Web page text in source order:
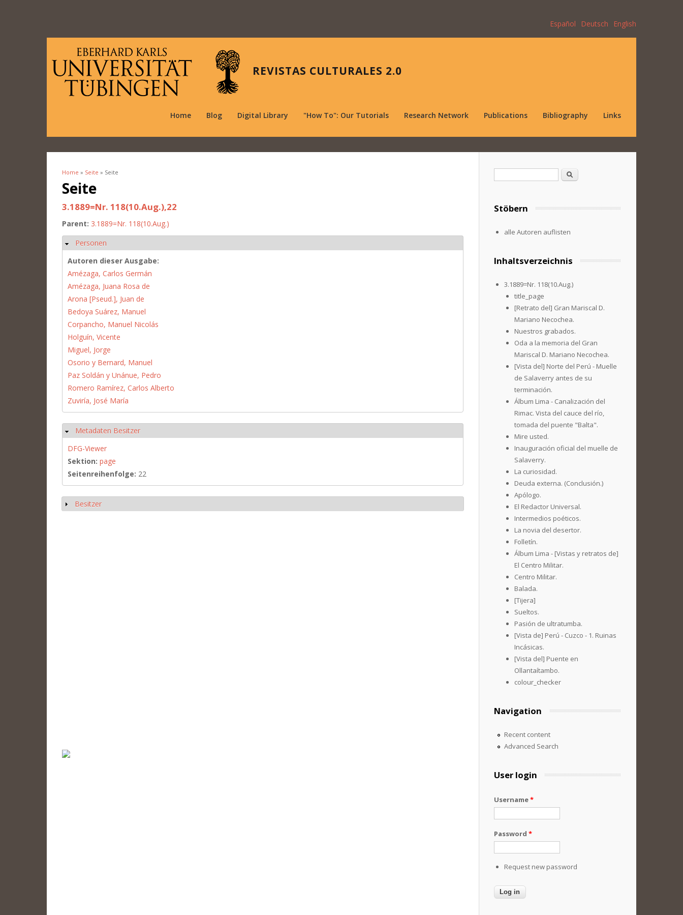
Español Deutsch English
REVISTAS CULTURALES 2.0
Home Blog Digital Library "How To": Our Tutorials Research Network Publications Bibliography Links
You are here
Home » Seite » Seite
Seite
3.1889=Nr. 118(10.Aug.),22
Parent: 3.1889=Nr. 118(10.Aug.)
Hide
Personen
Autoren dieser Ausgabe:
Amézaga, Carlos Germán
Amézaga, Juana Rosa de
Arona [Pseud.], Juan de
Bedoya Suárez, Manuel
Corpancho, Manuel Nicolás
Holguín, Vicente
Miguel, Jorge
Osorio y Bernard, Manuel
Paz Soldán y Unánue, Pedro
Romero Ramírez, Carlos Alberto
Zuviría, José María
Hide
Metadaten Besitzer
DFG-Viewer
Sektion: page
Seitenreihenfolge: 22
Show
Besitzer
Search
Stöbern
alle Autoren auflisten
Inhaltsverzeichnis
3.1889=Nr. 118(10.Aug.)
title_page
[Retrato del] Gran Mariscal D.
Mariano Necochea.
Nuestros grabados.
Oda a la memoria del Gran
Mariscal D. Mariano Necochea.
[Vista del] Norte del Perú - Muelle
de Salaverry antes de su
terminación.
Álbum Lima - Canalización del
Rimac. Vista del cauce del río,
tomada del puente "Balta".
Mire usted.
Inauguración oficial del muelle de
Salaverry.
La curiosidad.
Deuda externa. (Conclusión.)
Apólogo.
El Redactor Universal.
Intermedios poéticos.
La novia del desertor.
Folletín.
Álbum Lima - [Vistas y retratos de]
El Centro Militar.
Centro Militar.
Balada.
[Tijera]
Sueltos.
Pasión de ultratumba.
[Vista de] Perú - Cuzco - 1. Ruinas
Incásicas.
[Vista del] Puente en
Ollantaítambo.
colour_checker
Navigation
Recent content
Advanced Search
User login
Username*
Password *
Request new password